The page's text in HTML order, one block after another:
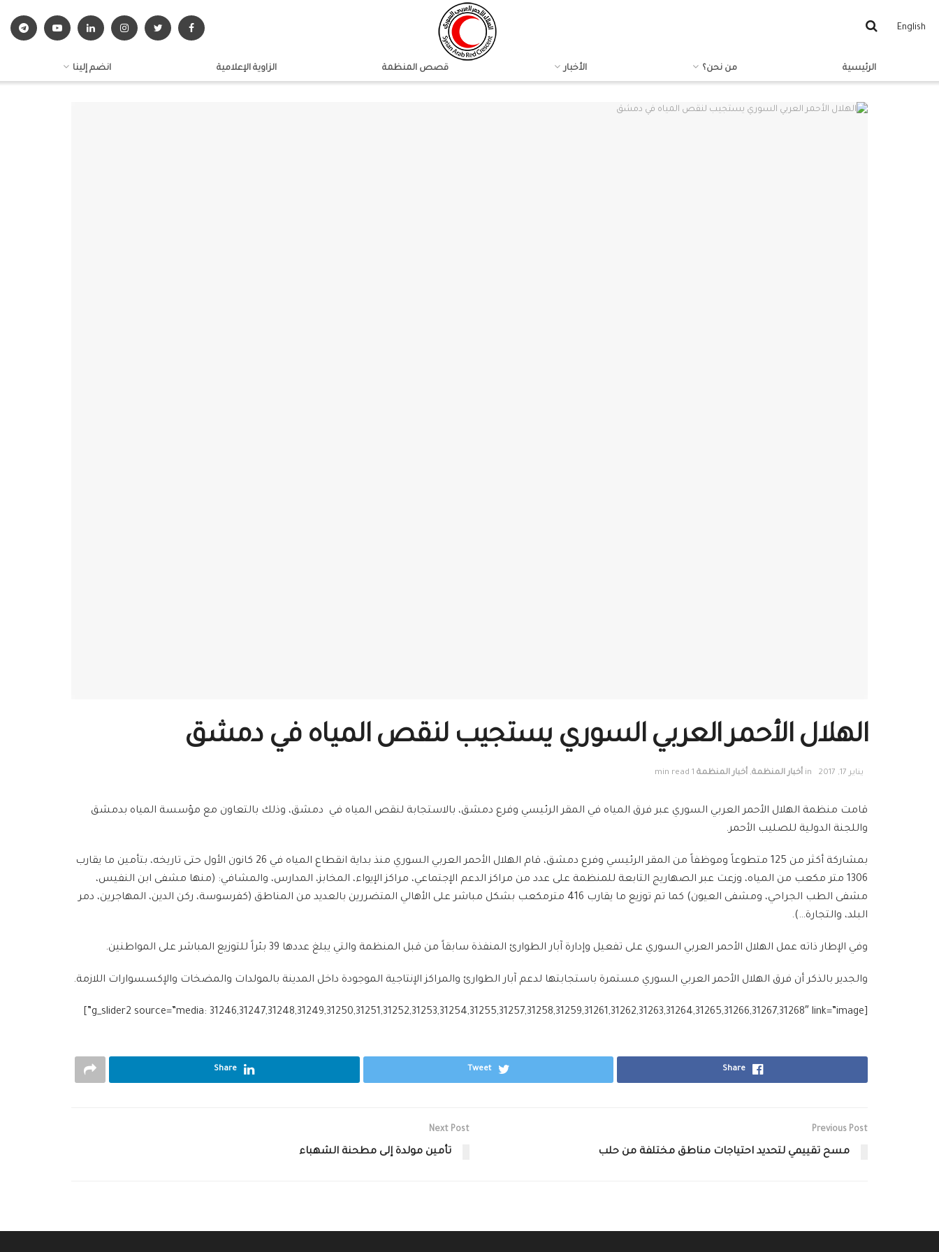
English
الرئيسية من نحن؟ الأخبار قصص المنظمة الزاوية الإعلامية انضم إلينا
الهلال الأحمر العربي السوري يستجيب لنقص المياه في دمشق
يناير 17, 2017 in أخبار المنظمة, أخبار المنظمة 1 min read
قامت منظمة الهلال الأحمر العربي السوري عبر فرق المياه في المقر الرئيسي وفرع دمشق، بالاستجابة لنقص المياه في دمشق، وذلك بالتعاون مع مؤسسة المياه بدمشق
واللجنة الدولية للصليب الأحمر.
بمشاركة أكثر من 125 متطوعاً وموظفاً من المقر الرئيسي وفرع دمشق، قام الهلال الأحمر العربي السوري منذ بداية انقطاع المياه في 26 كانون الأول حتى تاريخه، بتأمين ما يقارب
1306 متر مكعب من المياه، وزعت عبر الصهاريج التابعة للمنظمة على عدد من مراكز الدعم الإجتماعي، مراكز الإيواء، المخابز، المدارس، والمشافي: (منها مشفى ابن النفيس،
مشفى الطب الجراحي، ومشفى العيون) كما تم توزيع ما يقارب 416 مترمكعب بشكل مباشر على الأهالي المتضررين بالعديد من المناطق (كفرسوسة، ركن الدين، المهاجرين، دمر
البلد، والتجارة…).
وفي الإطار ذاته عمل الهلال الأحمر العربي السوري على تفعيل وإدارة آبار الطوارئ المنفذة سابقاً من قبل المنظمة والتي يبلغ عددها 39 بئراً للتوزيع المباشر على المواطنين.
والجدير بالذكر أن فرق الهلال الأحمر العربي السوري مستمرة باستجابتها لدعم آبار الطوارئ والمراكز الإنتاجية الموجودة داخل المدينة بالمولدات والمضخات والإكسسوارات اللازمة.
[g_slider2 source=”media: 31246,31247,31248,31249,31250,31251,31252,31253,31254,31255,31257,31258,31259,31261,31262,31263,31264,31265,31266,31267,31268″ link=”image”]
Share
Tweet
Share
Previous Post
مسح تقييمي لتحديد احتياجات مناطق مختلفة من حلب
Next Post
تأمين مولدة إلى مطحنة الشهباء